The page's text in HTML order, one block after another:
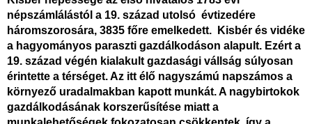
népszámlálástól a 19. század utolsó évtizedére
háromszorosára, 3835 főre emelkedett. Kisbér és vidéke
a hagyományos paraszti gazdálkodáson alapult. Ezért a
19. század végén kialakult gazdasági vállság súlyosan
érintette a térséget. Az itt élő nagyszámú napszámos a
környező uradalmakban kapott munkát. A nagybirtokok
gazdálkodásának korszerűsítése miatt a